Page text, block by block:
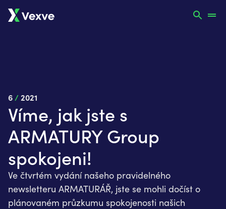
6 /2021
Víme, jak jste s
ARMATURY Group
spokojeni!
Ve čtvrtém vydání našeho pravidelného
newsletteru ARMATURÁŘ, jste se mohli dočíst o
plánovaném průzkumu spokojenosti našich